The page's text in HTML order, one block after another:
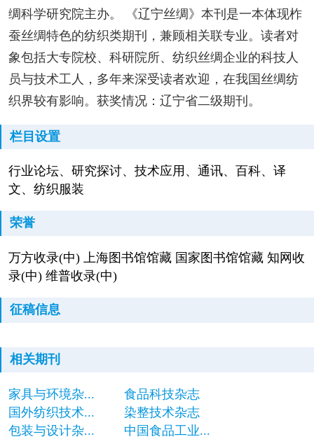
绸科学研究院主办。 《辽宁丝绸》本刊是一本体现柞
蚕丝绸特色的纺织类期刊，兼顾相关联专业。读者对
象包括大专院校、科研院所、纺织丝绸企业的科技人
员与技术工人，多年来深受读者欢迎，在我国丝绸纺
织界较有影响。获奖情况：辽宁省二级期刊。
栏目设置
行业论坛、研究探讨、技术应用、通讯、百科、译
文、纺织服装
荣誉
万方收录(中) 上海图书馆馆藏 国家图书馆馆藏 知网收
录(中) 维普收录(中)
征稿信息
相关期刊
家具与环境杂...
食品科技杂志
国外纺织技术...
染整技术杂志
包装与设计杂...
中国食品工业...